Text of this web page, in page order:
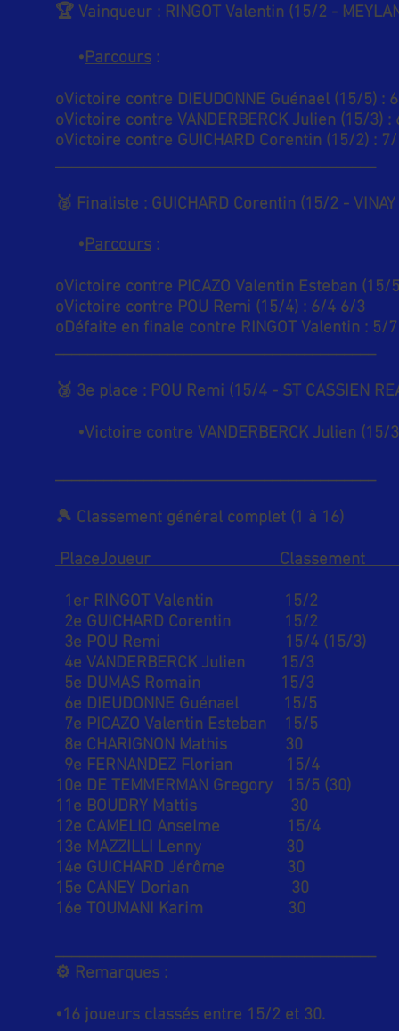
🏆 Vainqueur : RINGOT Valentin (15/2 -
•Parcours :
oVictoire contre DIEUDONNE Guénael (15/5) :
oVictoire contre VANDERBERCK Julien (15/3)
oVictoire contre GUICHARD Corentin (15/2) :
________________________________________
🥈 Finaliste : GUICHARD Corentin (15/2 - VINAY
•Parcours :
oVictoire contre PICAZO Valentin Esteban (15/
oVictoire contre POU Remi (15/4) : 6/4 6/3
oDéfaite en finale contre RINGOT Valentin : 5/
________________________________________
🥉 3e place : POU Remi (15/4 - ST CASSIEN
•Victoire contre VANDERBERCK Julien
________________________________________
🎾 Classement général complet (1 à 16)
PlaceJoueur Classement
1er RINGOT Valentin 15/2
2e GUICHARD Corentin 15/2
3e POU Remi 15/4 (15/3) ST
4e VANDERBERCK Julien 15/3
5e DUMAS Romain 15/3
6e DIEUDONNE Guénael 15/5
7e PICAZO Valentin Esteban 15/5
8e CHARIGNON Mathis 30
9e FERNANDEZ Florian 15/4
10e DE TEMMERMAN Gregory 15/5
11e BOUDRY Mattis 30
12e CAMELIO Anselme 15/4
13e MAZZILLI Lenny 30
14e GUICHARD Jérôme 30
15e CANEY Dorian 30 ST
16e TOUMANI Karim 30 TC
________________________________________
⚙️ Remarques :
•16 joueurs classés entre 15/2 et 30.